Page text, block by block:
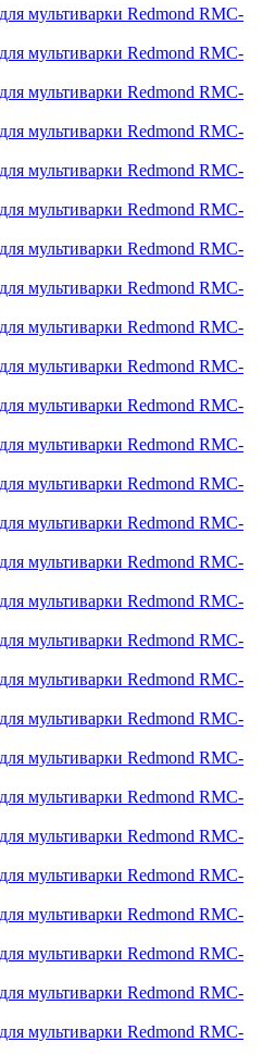
мультиварки Redmond RMC-
мультиварки Redmond RMC-
мультиварки Redmond RMC-
мультиварки Redmond RMC-
мультиварки Redmond RMC-
мультиварки Redmond RMC-
мультиварки Redmond RMC-
мультиварки Redmond RMC-
мультиварки Redmond RMC-
мультиварки Redmond RMC-
мультиварки Redmond RMC-
мультиварки Redmond RMC-
мультиварки Redmond RMC-
мультиварки Redmond RMC-
мультиварки Redmond RMC-
мультиварки Redmond RMC-
мультиварки Redmond RMC-
мультиварки Redmond RMC-
мультиварки Redmond RMC-
мультиварки Redmond RMC-
мультиварки Redmond RMC-
мультиварки Redmond RMC-
мультиварки Redmond RMC-
мультиварки Redmond RMC-
мультиварки Redmond RMC-
мультиварки Redmond RMC-
мультиварки Redmond RMC-